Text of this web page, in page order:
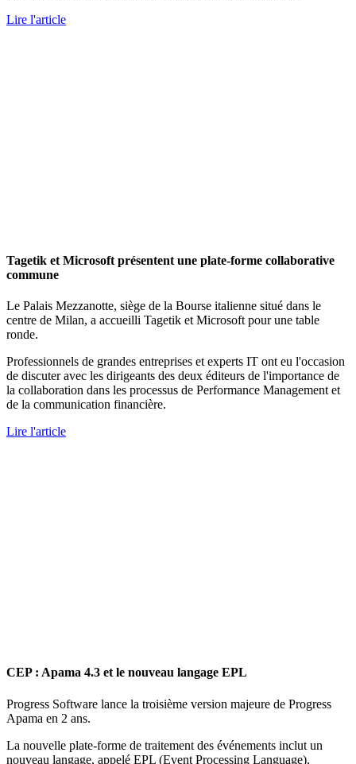
Lire l'article
Tagetik et Microsoft présentent une plate-forme collaborative
commune
Le Palais Mezzanotte, siège de la Bourse italienne situé dans le
centre de Milan, a accueilli Tagetik et Microsoft pour une table
ronde.
Professionnels de grandes entreprises et experts IT ont eu l'occasion
de discuter avec les dirigeants des deux éditeurs de l'importance de
la collaboration dans les processus de Performance Management et
de la communication financière.
Lire l'article
CEP : Apama 4.3 et le nouveau langage EPL
Progress Software lance la troisième version majeure de Progress
Apama en 2 ans.
La nouvelle plate-forme de traitement des événements inclut un
nouveau langage, appelé EPL (Event Processing Language),